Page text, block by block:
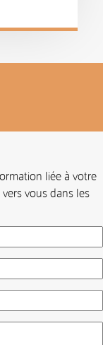
liée à votre
vous dans les